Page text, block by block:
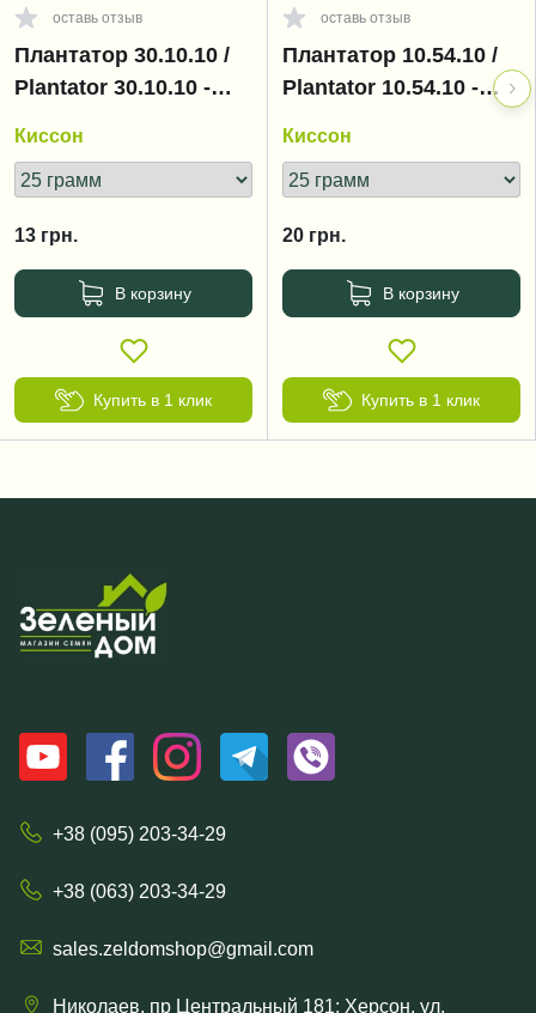
оставь отзыв
Плантатор 30.10.10 /
Plantator 30.10.10 -
Киссон
13 грн.
В корзину
Купить в 1 клик
оставь отзыв
Плантатор 10.54.10 /
Plantator 10.54.10 -
Киссон
20 грн.
В корзину
Купить в 1 клик
+38 (095) 203-34-29
+38 (063) 203-34-29
sales.zeldomshop@gmail.com
Николаев, пр Центральный 181; Херсон, ул.